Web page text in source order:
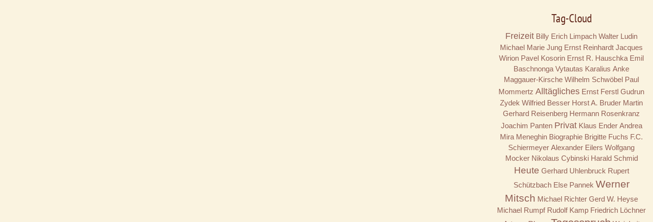
Tag-Cloud
Freizeit Billy Erich Limpach Walter Ludin
Michael Marie Jung Ernst Reinhardt Jacques
Wirion Pavel Kosorin Ernst R. Hauschka Emil
Baschnonga Vytautas Karalius Anke
Maggauer-Kirsche Wilhelm Schwöbel Paul
Mommertz Alltägliches Ernst Ferstl Gudrun
Zydek Wilfried Besser Horst A. Bruder Martin
Gerhard Reisenberg Hermann Rosenkranz
Joachim Panten Privat Klaus Ender Andrea
Mira Meneghin Biographie Brigitte Fuchs F.C.
Schiermeyer Alexander Eilers Wolfgang
Mocker Nikolaus Cybinski Harald Schmid
Heute Gerhard Uhlenbruck Rupert
Schützbach Else Pannek Werner
Mitsch Michael Richter Gerd W. Heyse
Michael Rumpf Rudolf Kamp Friedrich Löchner